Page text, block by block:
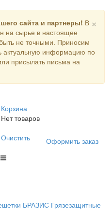
×
сайта и партнеры! В
на сырье в настоящее
не точными. Приносим
актуальную информацию по
присылать письма на
Корзина
Нет товаров
Очистить
Оформить заказ
БРАЗИС Грязезащитные